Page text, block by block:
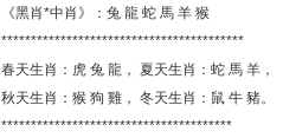
《黑肖*中肖》：兔 龍 蛇 馬 羊 猴
*****************************************
春天生肖：虎 兔 龍， 夏天生肖：蛇 馬 羊，
秋天生肖：猴 狗 雞， 冬天生肖：鼠 牛 豬。
***************************************